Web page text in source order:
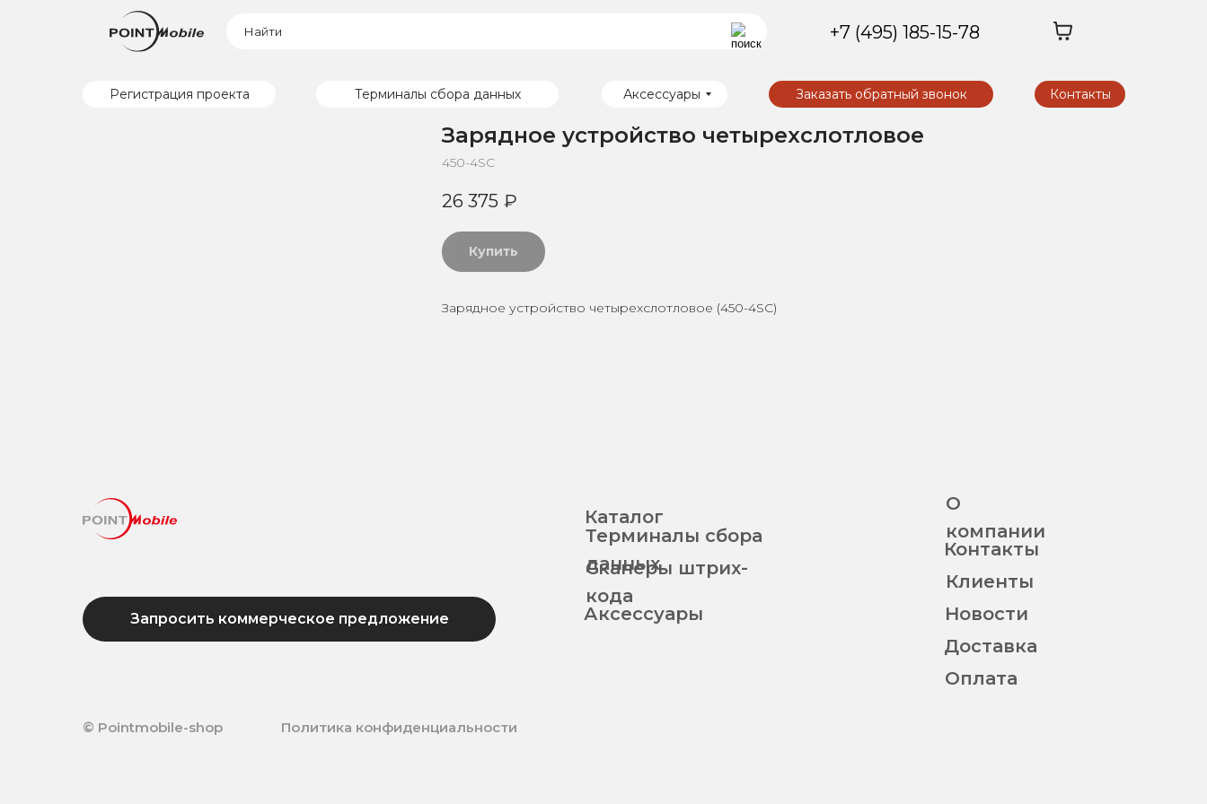
Регистрация проекта Аксессуары Заказать обратный звонок Контакты
Терминалы сбора данных
+7 (495) 185-15-78
Зарядное устройство четырехслотловое
450-4SC
26 375 ₽
Купить
Зарядное устройство четырехслотловое (450-4SC)
© Pointmobile-shop Политика конфиденциальности
Запросить коммерческое предложение
Каталог
Контакты
Новости
Оплата
Доставка
Клиенты
О
компании
Аксессуары
Терминалы сбора
данных
Сканеры штрих-
кода